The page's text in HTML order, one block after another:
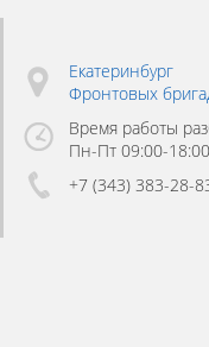
Екатеринбург
Фронтовых
Время работы
Пн-Пт 09:00-18:00
+7 (343) 383-28-